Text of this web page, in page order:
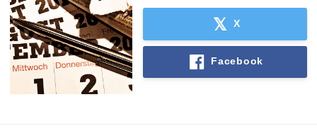
X
Facebook